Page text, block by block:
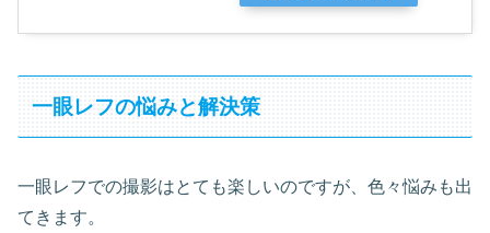
一眼レフの悩みと解決策
一眼レフでの撮影はとても楽しいのですが、色々悩みも出
てきます。